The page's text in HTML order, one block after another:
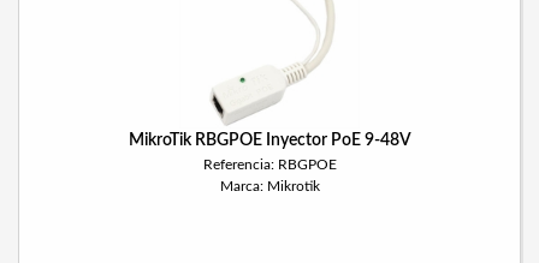
MikroTik RBGPOE Inyector PoE 9-48V
Referencia: RBGPOE
Marca: Mikrotik